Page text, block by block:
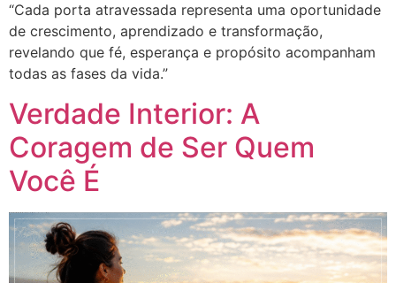
“Cada porta atravessada representa uma oportunidade
de crescimento, aprendizado e transformação,
revelando que fé, esperança e propósito acompanham
todas as fases da vida.”
Verdade Interior: A
Coragem de Ser Quem
Você É